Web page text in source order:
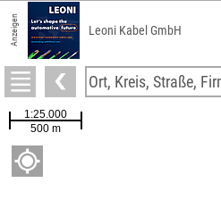
Anzeigen Leoni Kabel GmbH